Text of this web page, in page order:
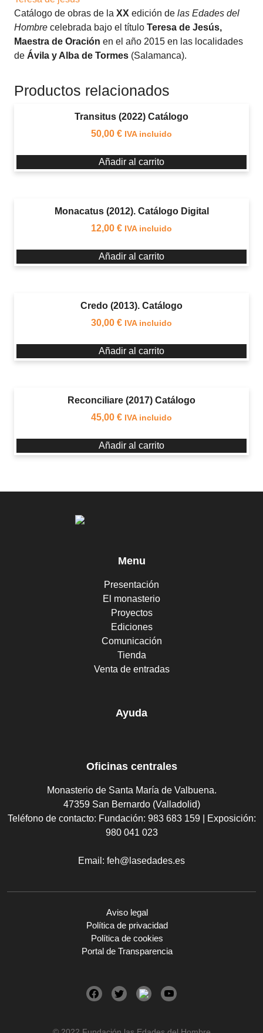
Catálogo
de
obras
cantidad
Catálogo de obras de la XX edición de las Edades del
Hombre celebrada bajo el título Teresa de Jesús,
Maestra de Oración en el año 2015 en las localidades
de Ávila y Alba de Tormes (Salamanca).
Productos relacionados
Transitus (2022) Catálogo
50,00 € IVA incluido
Añadir al carrito
Monacatus (2012). Catálogo Digital
12,00 € IVA incluido
Añadir al carrito
Credo (2013). Catálogo
30,00 € IVA incluido
Añadir al carrito
Reconciliare (2017) Catálogo
45,00 € IVA incluido
Añadir al carrito
Menu
Presentación
El monasterio
Proyectos
Ediciones
Comunicación
Tienda
Venta de entradas
Ayuda
Oficinas centrales
Monasterio de Santa María de Valbuena.
47359 San Bernardo (Valladolid)
Teléfono de contacto: Fundación: 983 683 159 | Exposición:
980 041 023
Email: feh@lasedades.es
Aviso legal
Política de privacidad
Política de cookies
Portal de Transparencia